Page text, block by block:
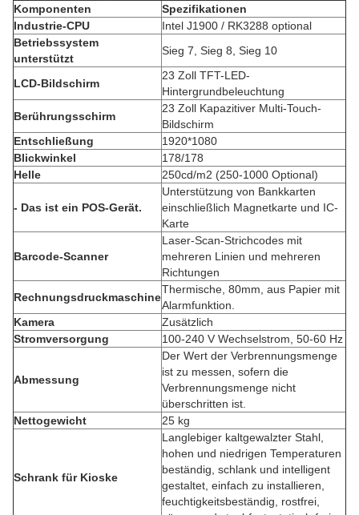
Komponenten
Spezifikationen
Industrie-CPU
Intel J1900 / RK3288 optional
Betriebssystem
unterstützt
Sieg 7, Sieg 8, Sieg 10
LCD-Bildschirm
23 Zoll TFT-LED-
Hintergrundbeleuchtung
Berührungsschirm
23 Zoll Kapazitiver Multi-Touch-
Bildschirm
Entschließung
1920*1080
Blickwinkel
178/178
Helle
250cd/m2 (250-1000 Optional)
- Das ist ein POS-Gerät.
Unterstützung von Bankkarten
einschließlich Magnetkarte und IC-
Karte
Barcode-Scanner
Laser-Scan-Strichcodes mit
mehreren Linien und mehreren
Richtungen
Rechnungsdruckmaschine
Thermische, 80mm, aus Papier mit
Alarmfunktion.
Kamera
Zusätzlich
Stromversorgung
100-240 V Wechselstrom, 50-60 Hz
Abmessung
Der Wert der Verbrennungsmenge
ist zu messen, sofern die
Verbrennungsmenge nicht
überschritten ist.
Nettogewicht
25 kg
Schrank für Kioske
Langlebiger kaltgewalzter Stahl,
hohen und niedrigen Temperaturen
beständig, schlank und intelligent
gestaltet, einfach zu installieren,
feuchtigkeitsbeständig, rostfrei,